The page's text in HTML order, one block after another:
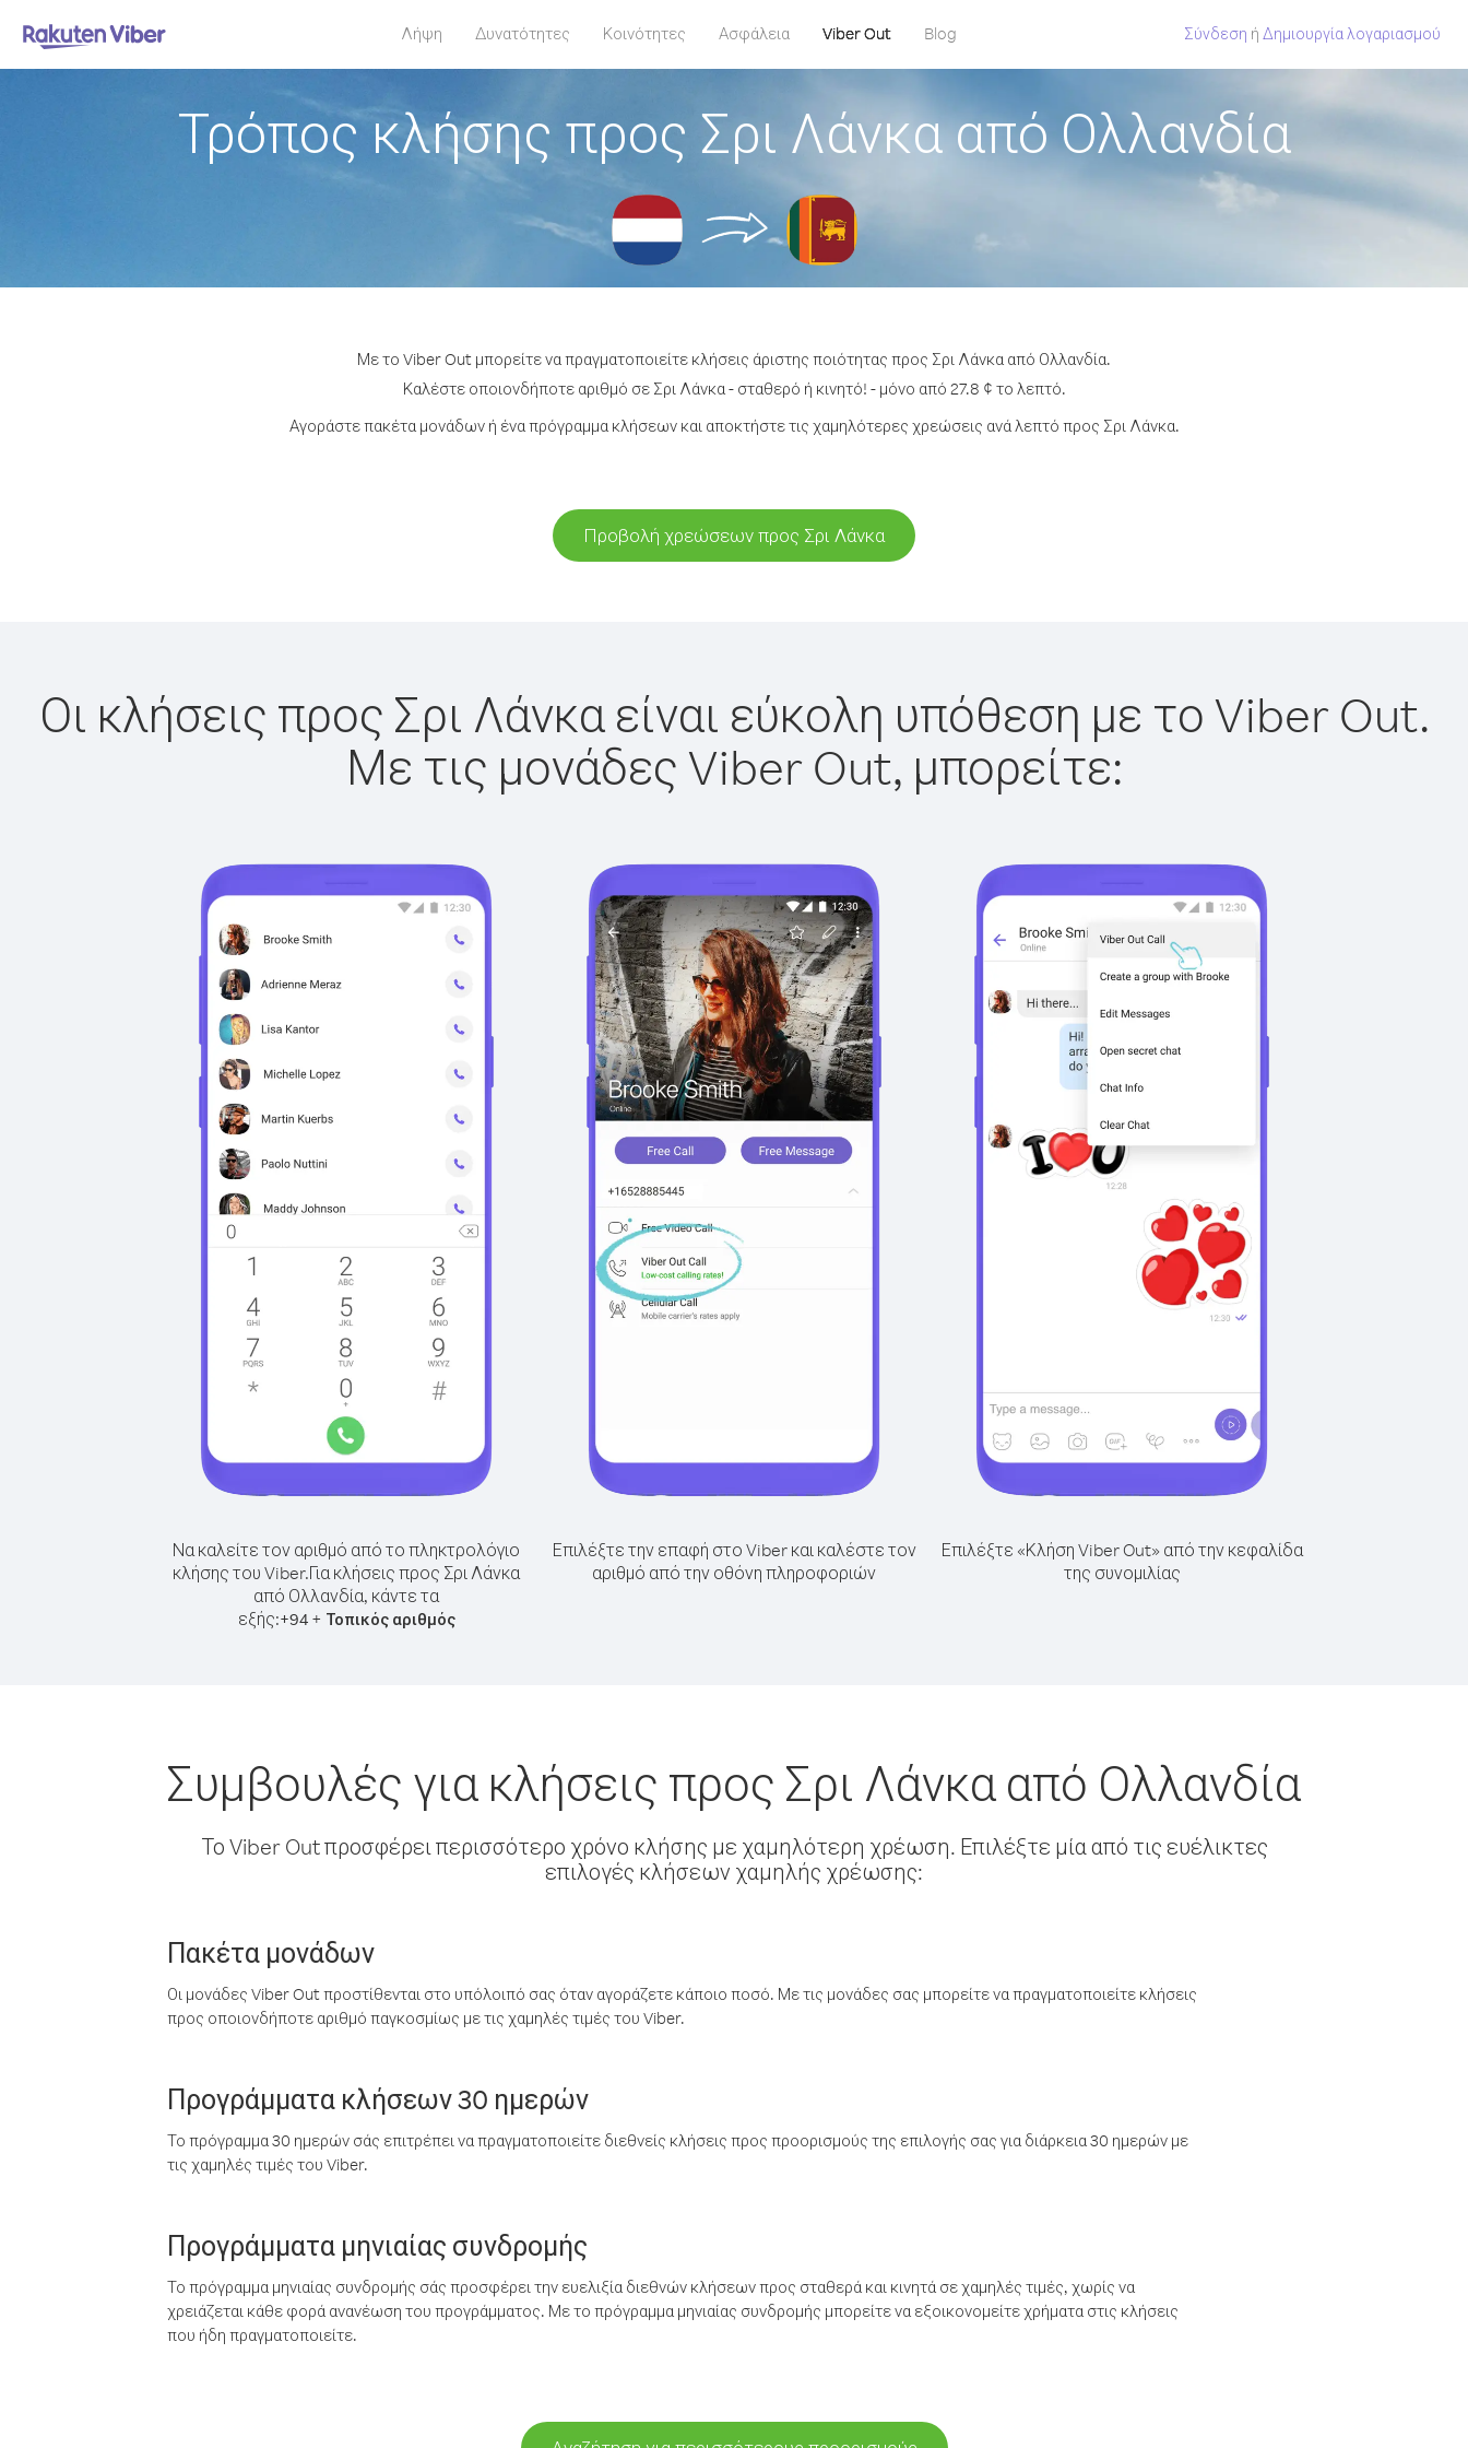
Λήψη Δυνατότητες Κοινότητες Ασφάλεια Viber Out Blog Σύνδεση ή Δημιουργία λογαριασμού
Τρόπος κλήσης προς Σρι Λάνκα από Ολλανδία
Με το Viber Out μπορείτε να πραγματοποιείτε κλήσεις άριστης ποιότητας προς Σρι Λάνκα από Ολλανδία.
Καλέστε οποιονδήποτε αριθμό σε Σρι Λάνκα - σταθερό ή κινητό! - μόνο από 27.8 ¢ το λεπτό.
Αγοράστε πακέτα μονάδων ή ένα πρόγραμμα κλήσεων και αποκτήστε τις χαμηλότερες χρεώσεις ανά λεπτό προς Σρι Λάνκα.
Προβολή χρεώσεων προς Σρι Λάνκα
Οι κλήσεις προς Σρι Λάνκα είναι εύκολη υπόθεση με το Viber Out.
Με τις μονάδες Viber Out, μπορείτε:
Να καλείτε τον αριθμό από το πληκτρολόγιο
κλήσης του Viber.Για κλήσεις προς Σρι Λάνκα
από Ολλανδία, κάντε τα
εξής:+94+ Τοπικός αριθμός
Επιλέξτε την επαφή στο Viber και καλέστε τον
αριθμό από την οθόνη πληροφοριών
Επιλέξτε «Κλήση Viber Out» από την κεφαλίδα
της συνομιλίας
Συμβουλές για κλήσεις προς Σρι Λάνκα από Ολλανδία
Το Viber Out προσφέρει περισσότερο χρόνο κλήσης με χαμηλότερη χρέωση. Επιλέξτε μία από τις ευέλικτες
επιλογές κλήσεων χαμηλής χρέωσης:
Πακέτα μονάδων
Οι μονάδες Viber Out προστίθενται στο υπόλοιπό σας όταν αγοράζετε κάποιο ποσό. Με τις μονάδες σας μπορείτε να πραγματοποιείτε κλήσεις
προς οποιονδήποτε αριθμό παγκοσμίως με τις χαμηλές τιμές του Viber.
Προγράμματα κλήσεων 30 ημερών
Το πρόγραμμα 30 ημερών σάς επιτρέπει να πραγματοποιείτε διεθνείς κλήσεις προς προορισμούς της επιλογής σας για διάρκεια 30 ημερών με
τις χαμηλές τιμές του Viber.
Προγράμματα μηνιαίας συνδρομής
Το πρόγραμμα μηνιαίας συνδρομής σάς προσφέρει την ευελιξία διεθνών κλήσεων προς σταθερά και κινητά σε χαμηλές τιμές, χωρίς να
χρειάζεται κάθε φορά ανανέωση του προγράμματος. Με το πρόγραμμα μηνιαίας συνδρομής μπορείτε να εξοικονομείτε χρήματα στις κλήσεις
που ήδη πραγματοποιείτε.